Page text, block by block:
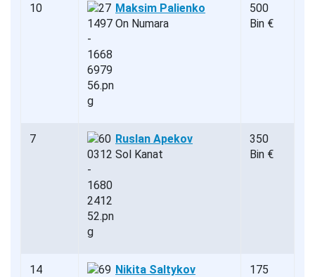
10
Maksim Palienko
On Numara
500
Bin €
7
Ruslan Apekov
Sol Kanat
350
Bin €
14
Nikita Saltykov
175